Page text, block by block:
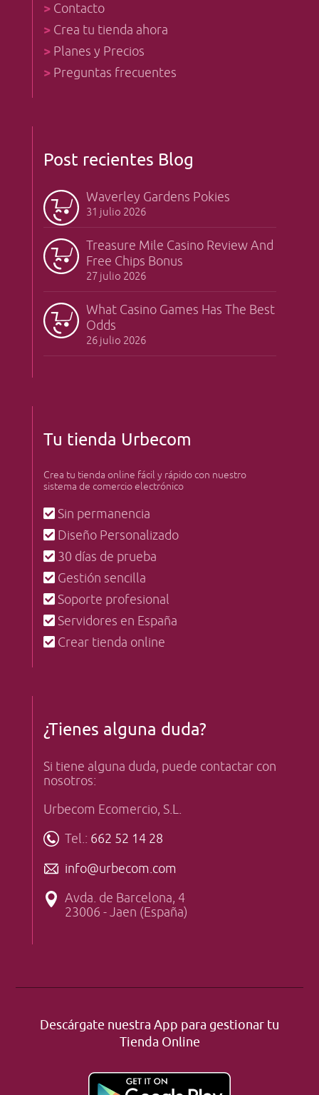
> Contacto
> Crea tu tienda ahora
> Planes y Precios
> Preguntas frecuentes
Post recientes Blog
Waverley Gardens Pokies
31 julio 2026
Treasure Mile Casino Review And
Free Chips Bonus
27 julio 2026
What Casino Games Has The Best
Odds
26 julio 2026
Tu tienda Urbecom
Crea tu tienda online fácil y rápido con nuestro
sistema de comercio electrónico
Sin permanencia
Diseño Personalizado
30 días de prueba
Gestión sencilla
Soporte profesional
Servidores en España
Crear tienda online
¿Tienes alguna duda?
Si tiene alguna duda, puede contactar con
nosotros:
Urbecom Ecomercio, S.L.
Tel.: 662 52 14 28
info@urbecom.com
Avda. de Barcelona, 4
23006 - Jaen (España)
Descárgate nuestra App para gestionar tu
Tienda Online